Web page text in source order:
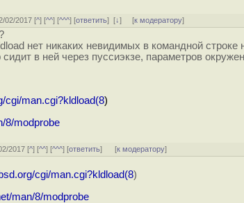
02/2017 [^] [^^] [^^^] [ответить][↓] [к модератору]
нет никаких невидимых в командной строке
в ней через пуссиэкзе, параметров
cgi/man.cgi?kldload(8)
8/modprobe
2017 [^] [^^] [^^^] [ответить] [к модератору]
cgi/man.cgi?kldload(8)
man/8/modprobe